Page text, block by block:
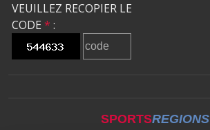
VEUILLEZ RECOPIER LE
CODE * :
SPORTSREGIONS